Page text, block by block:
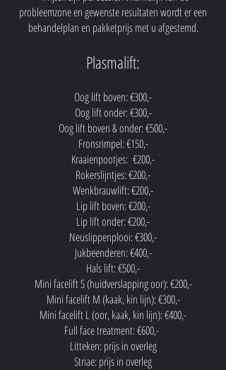
probleemzone en gewenste resultaten wordt er een
behandelplan en pakketprijs met u afgestemd.
Plasmalift:
Oog lift boven: €300,-
Oog lift onder: €300,-
Oog lift boven & onder: €500,-
Fronsrimpel: €150,-
Kraaienpootjes: €200,-
Rokerslijntjes: €200,-
Wenkbrauwlift: €200,-
Lip lift boven: €200,-
Lip lift onder: €200,-
Neuslippenplooi: €300,-
Jukbeenderen: €400,-
Hals lift: €500,-
Mini facelift S (huidverslapping oor): €200,-
Mini facelift M (kaak, kin lijn): €300,-
Mini facelift L (oor, kaak, kin lijn): €400,-
Full face treatment: €600,-
Litteken: prijs in overleg
Striae: prijs in overleg